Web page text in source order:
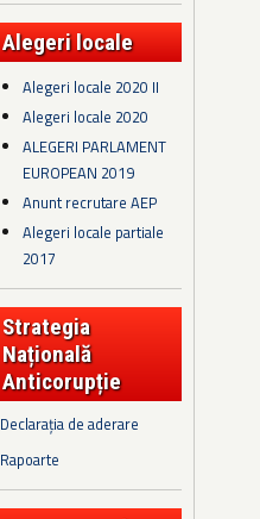
Alegeri locale
Alegeri locale 2020 II
Alegeri locale 2020
ALEGERI PARLAMENT
EUROPEAN 2019
Anunt recrutare AEP
Alegeri locale partiale
2017
Strategia
Națională
Anticorupție
Declarația de aderare
Rapoarte